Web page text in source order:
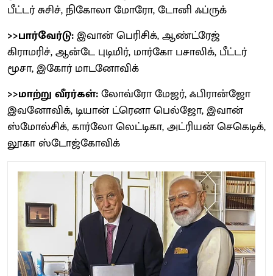
பீட்டர் சுசிச், நிகோலா மோரோ, டோனி ஃப்ருக்
>>பார்வேர்டு:இவான் பெரிசிக், ஆண்ட்ரேஜ்
கிராமரிச், ஆன்டே புடிமிர், மார்கோ பசாலிக், பீட்டர்
மூசா, இகோர் மாடனோவிக்
>>மாற்று வீரர்கள்:லோவ்ரோ மேஜர், ஃபிரான்ஜோ
இவனோவிக், டியான் ட்ரெனா பெல்ஜோ, இவான்
ஸ்மோல்சிக், கார்லோ லெட்டிகா, அட்ரியன் செகெடிக்,
லூகா ஸ்டோஜ்கோவிக்